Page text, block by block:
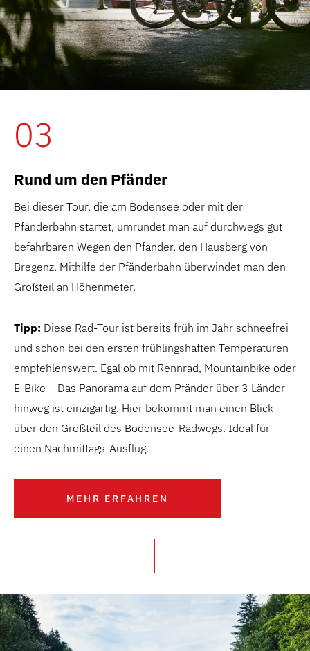
03
Rund um den Pfänder
Bei dieser Tour, die am Bodensee oder mit der
Pfänderbahn startet, umrundet man auf durchwegs gut
befahrbaren Wegen den Pfänder, den Hausberg von
Bregenz. Mithilfe der Pfänderbahn überwindet man den
Großteil an Höhenmeter.
Tipp: Diese Rad-Tour ist bereits früh im Jahr schneefrei
und schon bei den ersten frühlingshaften Temperaturen
empfehlenswert. Egal ob mit Rennrad, Mountainbike oder
E-Bike – Das Panorama auf dem Pfänder über 3 Länder
hinweg ist einzigartig. Hier bekommt man einen Blick
über den Großteil des Bodensee-Radwegs. Ideal für
einen Nachmittags-Ausflug.
MEHR ERFAHREN